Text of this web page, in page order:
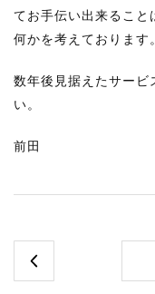
てお手伝い出来ること
何かを考えております。
数年後見据えたサービ
い。
前田